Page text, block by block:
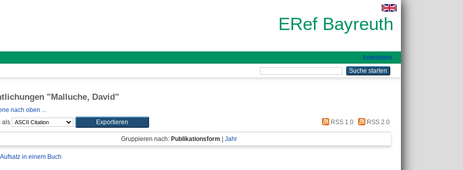
ERef Bayreuth
Anmelden
"Malluche, David"
nach oben ...
als
RSS 1.0 RSS 2.0
Gruppieren nach: Publikationsform Jahr
Aufsatz in einem Buch